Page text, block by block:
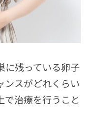
に残っている卵子
ンスがどれくらい
で治療を行うこと